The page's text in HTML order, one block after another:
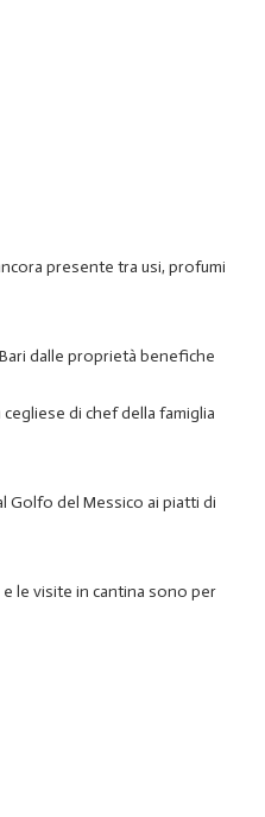
presente tra usi, profumi
dalle proprietà benefiche
di chef della famiglia
Golfo del Messico ai piatti di
le visite in cantina sono per